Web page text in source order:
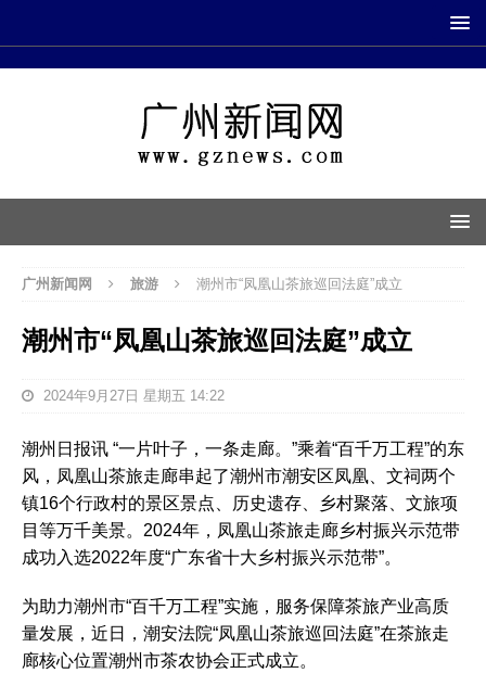
广州新闻网 旅游 潮州市“凤凰山茶旅巡回法庭”成立
潮州市“凤凰山茶旅巡回法庭”成立
2024年9月27日 星期五 14:22
潮州日报讯 “一片叶子，一条走廊。”乘着“百千万工程”的东
风，凤凰山茶旅走廊串起了潮州市潮安区凤凰、文祠两个
镇16个行政村的景区景点、历史遗存、乡村聚落、文旅项
目等万千美景。2024年，凤凰山茶旅走廊乡村振兴示范带
成功入选2022年度“广东省十大乡村振兴示范带”。
为助力潮州市“百千万工程”实施，服务保障茶旅产业高质
量发展，近日，潮安法院“凤凰山茶旅巡回法庭”在茶旅走
廊核心位置潮州市茶农协会正式成立。